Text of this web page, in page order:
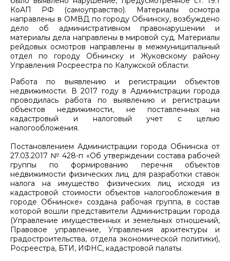
КоАП РФ (самоуправство). Материалы осмотра
направлены в ОМВД по городу Обнинску, возбуждено
дело об административном правонарушении и
материалы дела направлены в мировой суд. Материалы
рейдовых осмотров направлены в межмуниципальный
отдел по городу Обнинску и Жуковскому району
Управления Росреестра по Калужской области.
Работа по выявлению и регистрации объектов
недвижимости. В 2017 году в Администрации города
проводилась работа по выявлению и регистрации
объектов недвижимости, не поставленных на
кадастровый и налоговый учет с целью
налогообложения.
Постановлением Администрации города Обнинска от
27.03.2017 № 428-п «Об утверждении состава рабочей
группы по формированию перечня объектов
недвижимости физических лиц для разработки ставок
налога на имущество физических лиц исходя из
кадастровой стоимости объектов налогообложения в
городе Обнинске» создана рабочая группа, в состав
которой вошли представители Администрации города
(Управление имущественных и земельных отношений,
Правовое управление, Управления архитектуры и
градостроительства, отдела экономической политики),
Росреестра, БТИ, ИФНС, кадастровой палаты.